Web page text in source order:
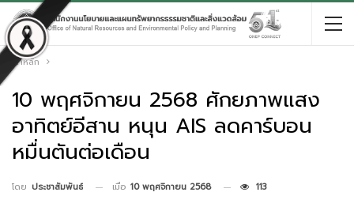
หน้าหลัก
10 พฤศจิกายน 2568 ศักยภาพแสง
อาทิตย์อีสาน หนุน AIS ลดคาร์บอน
หมื่นตันต่อเดือน
โดย ประชาสัมพันธ์ เมื่อ 10 พฤศจิกายน 2568 113